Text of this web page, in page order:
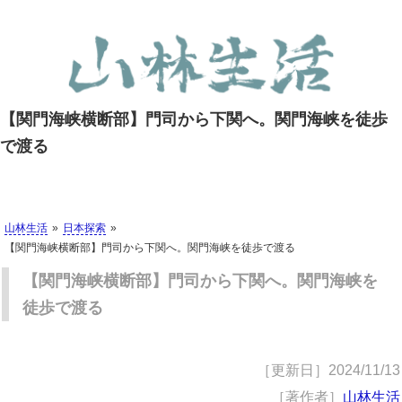
【関門海峡横断部】門司から下関へ。関門海峡を徒歩
で渡る
山林生活
日本探索
【関門海峡横断部】門司から下関へ。関門海峡を徒歩で渡る
【関門海峡横断部】門司から下関へ。関門海峡を
徒歩で渡る
［更新日］ 2024/11/13
［著作者］ 山林生活